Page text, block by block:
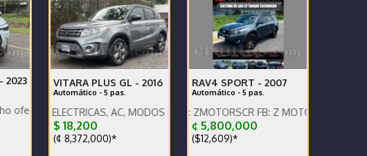
2023 VITARA PLUS GL - 2016
Automático - 5 pas.
ELECTRICAS, AC, MODOS DE MANEJO, BT, ALL GRIP
$ 18,200
(¢ 8,372,000)*
RAV4 SPORT - 2007
Automático - 5 pas.
ENGLISH SPOKEN, IG: ZMOTORSCR FB: Z MOTORS. Contáctenos x
¢ 5,800,000
($12,609)*